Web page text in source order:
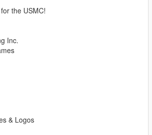
the USMC!
Inc.
& Logos